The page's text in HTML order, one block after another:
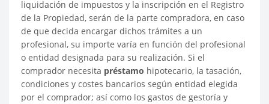
liquidación de impuestos y la inscripción en el Registro
de la Propiedad, serán de la parte compradora, en caso
de que decida encargar dichos trámites a un
profesional, su importe varía en función del profesional
o entidad designada para su realización. Si el
comprador necesita préstamo hipotecario, la tasación,
condiciones y costes bancarios según entidad elegida
por el comprador; así como los gastos de gestoría y